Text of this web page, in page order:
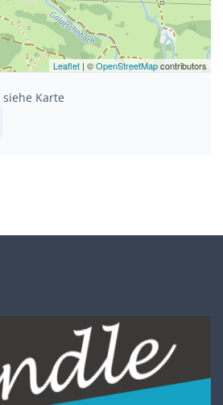
Leaflet | ©OpenStreetMapcontributors
siehe Karte